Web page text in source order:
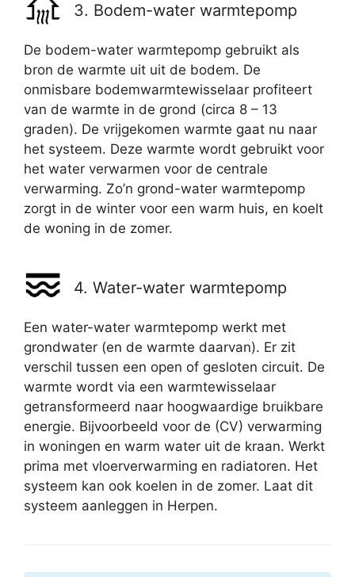
3. Bodem-water warmtepomp
De bodem-water warmtepomp gebruikt als
bron de warmte uit uit de bodem. De
onmisbare bodemwarmtewisselaar profiteert
van de warmte in de grond (circa 8 – 13
graden). De vrijgekomen warmte gaat nu naar
het systeem. Deze warmte wordt gebruikt voor
het water verwarmen voor de centrale
verwarming. Zo’n grond-water warmtepomp
zorgt in de winter voor een warm huis, en koelt
de woning in de zomer.
4. Water-water warmtepomp
Een water-water warmtepomp werkt met
grondwater (en de warmte daarvan). Er zit
verschil tussen een open of gesloten circuit. De
warmte wordt via een warmtewisselaar
getransformeerd naar hoogwaardige bruikbare
energie. Bijvoorbeeld voor de (CV) verwarming
in woningen en warm water uit de kraan. Werkt
prima met vloerverwarming en radiatoren. Het
systeem kan ook koelen in de zomer. Laat dit
systeem aanleggen in Herpen.